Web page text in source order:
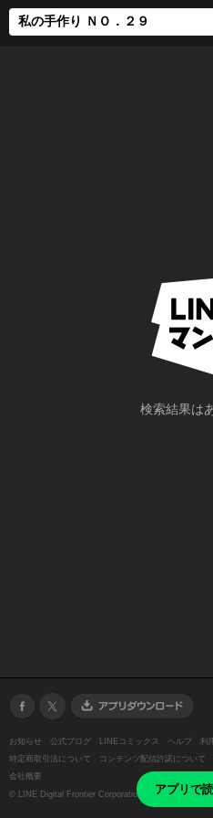
アプリで
検索結果は
お知らせ 公式ブログ LINEコミックス ヘルプ 利
特定商取引法について
コンテンツ配信許諾について
会社概要
© LINE Digital Frontier Corporation